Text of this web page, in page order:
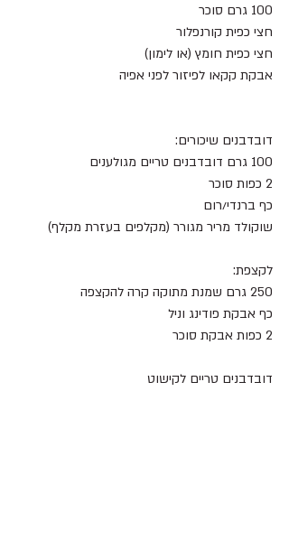
100 גרם סוכר
חצי כפית קורנפלור
חצי כפית חומץ (או לימון)
אבקת קקאו לפיזור לפני אפיה
דובדבנים שיכורים:
100 גרם דובדבנים טריים מגולענים
2 כפות סוכר
כף ברנדי/רום
שוקולד מריר מגורר (מקלפים בעזרת מקלף)
לקצפת:
250 גרם שמנת מתוקה קרה להקצפה
כף אבקת פודינג וניל
2 כפות אבקת סוכר
דובדבנים טריים לקישוט